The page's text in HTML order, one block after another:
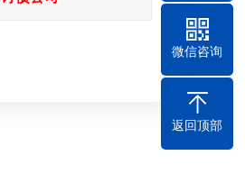
微信咨询
返回顶部